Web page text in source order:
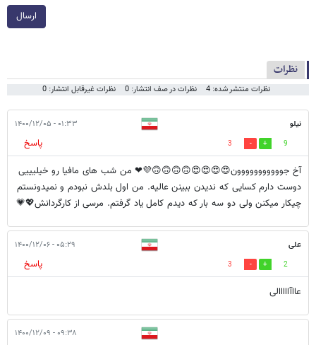
ارسال
نظرات
نظرات منتشر شده: 4 نظرات در صف انتشار: 0 نظرات غیرقابل انتشار: 0
نیلو ۰۱:۳۳ - ۱۴۰۰/۱۲/۰۵
9
3
پاسخ
آخ جووووووووووون😍😍😍😍🙃🙃🙃🙃💜❤ من شب های مافیا رو خیلیییی
دوست دارم کسایی که ندیدن ببینن عالیه. من اول بلدش نبودم و نمیدونستم
چیکار میکنن ولی دو سه بار که دیدم کامل یاد گرفتم. مرسی از کارگردانش💖💗
علی ۰۵:۲۹ - ۱۴۰۰/۱۲/۰۶
2
3
پاسخ
عااآااااالی
۰۹:۳۸ - ۱۴۰۰/۱۲/۰۹